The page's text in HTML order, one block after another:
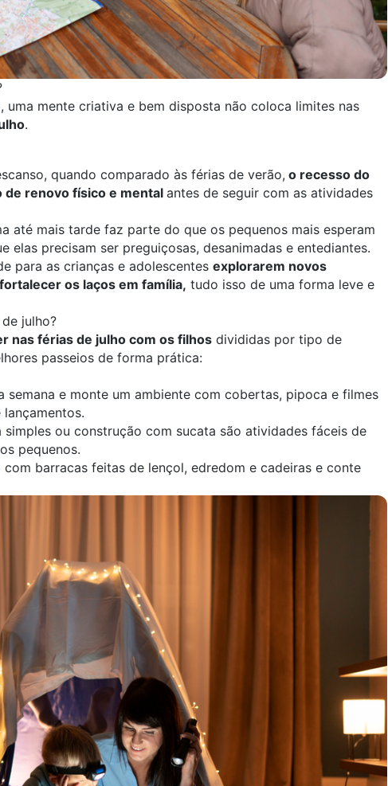
mente criativa e bem disposta não coloca limites nas
.
quando comparado às férias de verão, o recesso do
de renovo físico e mental antes de seguir com as atividades
até mais tarde faz parte do que os pequenos mais esperam
elas precisam ser preguiçosas, desanimadas e entediantes.
para as crianças e adolescentes explorarem novos
os laços em família, tudo isso de uma forma leve e
julho?
nas férias de julho com os filhos divididas por tipo de
passeios de forma prática:
semana e monte um ambiente com cobertas, pipoca e filmes
simples ou construção com sucata são atividades fáceis de
pequenos.
com barracas feitas de lençol, edredom e cadeiras e conte